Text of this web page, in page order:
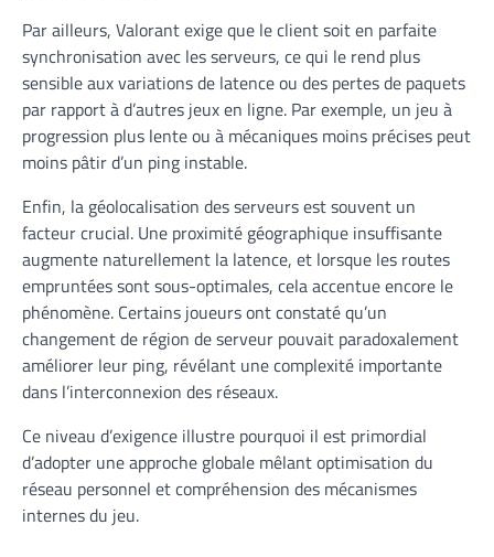
Par ailleurs, Valorant exige que le client soit en parfaite
synchronisation avec les serveurs, ce qui le rend plus
sensible aux variations de latence ou des pertes de paquets
par rapport à d’autres jeux en ligne. Par exemple, un jeu à
progression plus lente ou à mécaniques moins précises peut
moins pâtir d’un ping instable.
Enfin, la géolocalisation des serveurs est souvent un
facteur crucial. Une proximité géographique insuffisante
augmente naturellement la latence, et lorsque les routes
empruntées sont sous-optimales, cela accentue encore le
phénomène. Certains joueurs ont constaté qu’un
changement de région de serveur pouvait paradoxalement
améliorer leur ping, révélant une complexité importante
dans l’interconnexion des réseaux.
Ce niveau d’exigence illustre pourquoi il est primordial
d’adopter une approche globale mêlant optimisation du
réseau personnel et compréhension des mécanismes
internes du jeu.